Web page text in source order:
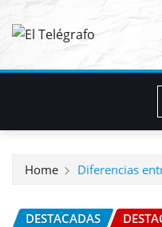
Home Diferencias
DESTACADAS